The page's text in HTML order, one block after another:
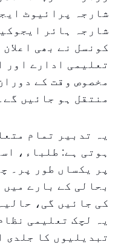
شارجہ پرائیوٹ
شارجہ ہائر
کونسل نے بھی
تعلیمی ادارے اور
مخصوص وقت کے
منتقل ہو جائیں گے۔
یہ تدبیر تمام
ہوتی ہے: طلباء،
پر یکساں طور پر۔
بحالی کے بارے
کی جائیں گی،
یہ لچک تعلیمی
تبدیلیوں کا جلدی